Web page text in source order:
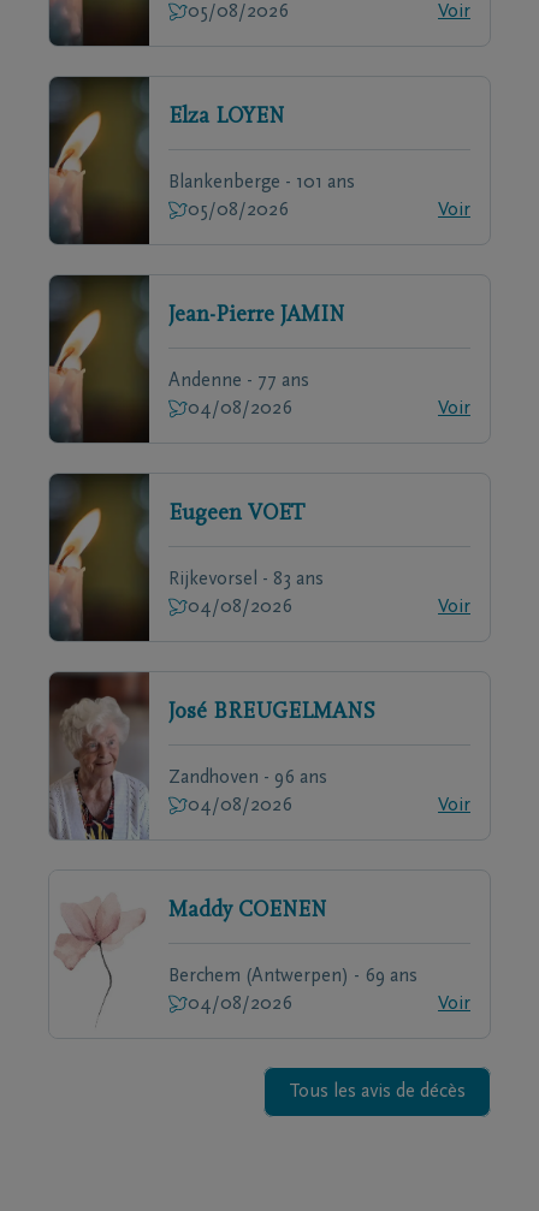
05/08/2026
Voir
Elza LOYEN
Blankenberge - 101 ans
05/08/2026
Voir
Jean-Pierre JAMIN
Andenne - 77 ans
04/08/2026
Voir
Eugeen VOET
Rijkevorsel - 83 ans
04/08/2026
Voir
José BREUGELMANS
Zandhoven - 96 ans
04/08/2026
Voir
Maddy COENEN
Berchem (Antwerpen) - 69 ans
04/08/2026
Voir
Tous les avis de décès